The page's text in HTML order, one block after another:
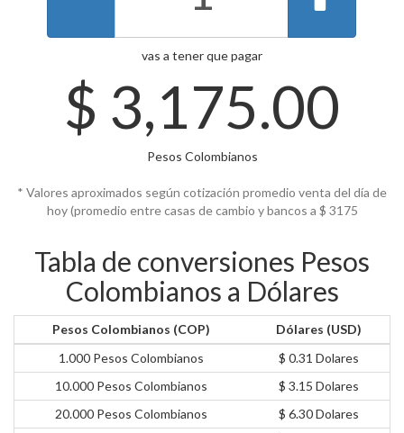
vas a tener que pagar
$ 3,175.00
Pesos Colombianos
* Valores aproximados según cotización promedio venta del día de
hoy (promedio entre casas de cambio y bancos a $ 3175
Tabla de conversiones Pesos
Colombianos a Dólares
Pesos Colombianos (COP)
Dólares (USD)
1.000 Pesos Colombianos
$ 0.31 Dolares
10.000 Pesos Colombianos
$ 3.15 Dolares
20.000 Pesos Colombianos
$ 6.30 Dolares